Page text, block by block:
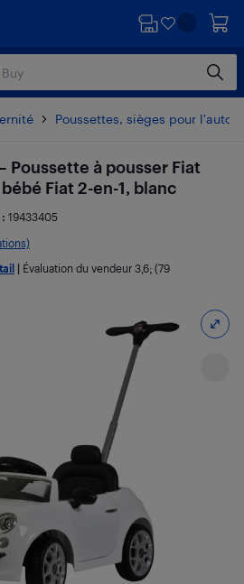
Poussettes, sièges pour l'auto
Poussette à pousser Fiat
Fiat 2-en-1, blanc
19433405
Évaluation du vendeur 3,6; (79